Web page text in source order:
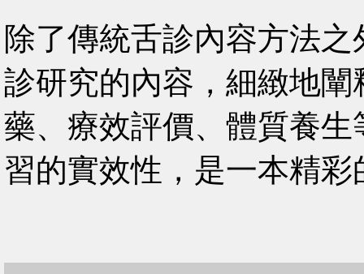
除了傳統舌診內容方法
診研究的內容，細緻地
藥、療效評價、體質養
習的實效性，是一本精